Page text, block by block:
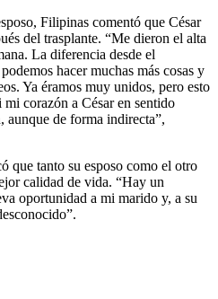
Filipinas comentó que César
del trasplante. “Me dieron el alta
La diferencia desde el
hacer muchas más cosas y
Ya éramos muy unidos, pero esto
corazón a César en sentido
de forma indirecta”,
que tanto su esposo como el otro
calidad de vida. “Hay un
oportunidad a mi marido y, a su